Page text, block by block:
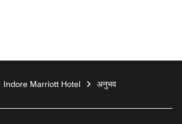
Indore Marriott Hotel अनुभव